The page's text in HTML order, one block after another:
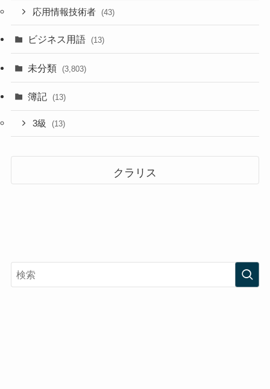
応用情報技術者 (43)
ビジネス用語 (13)
未分類 (3,803)
簿記 (13)
3級 (13)
クラリス